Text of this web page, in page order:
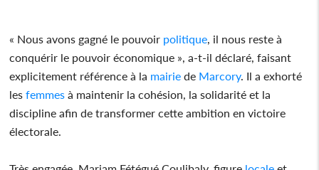
« Nous avons gagné le pouvoir politique , il nous reste à
conquérir le pouvoir économique », a-t-il déclaré, faisant
explicitement référence à la mairie de Marcory. Il a exhorté
les femmes à maintenir la cohésion, la solidarité et la
discipline afin de transformer cette ambition en victoire
électorale.